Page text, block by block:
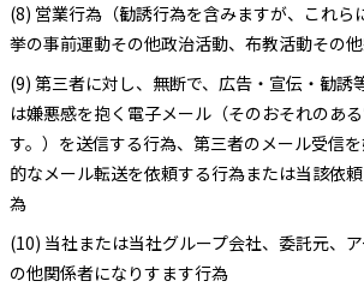
(8) 営業行為（勧誘行為を含みますが、これら
挙の事前運動その他政治活動、布教活動その
(9) 第三者に対し、無断で、広告・宣伝・勧誘
は嫌悪感を抱く電子メール（そのおそれのあ
す。）を送信する行為、第三者のメール受信
的なメール転送を依頼する行為または当該依
為
(10) 当社または当社グループ会社、委託元、
の他関係者になりすます行為